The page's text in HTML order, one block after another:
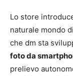
Lo store
naturale mondo
che dm sta
foto da
prelievo